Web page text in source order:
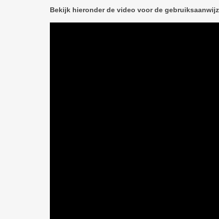
Bekijk hieronder de video voor de